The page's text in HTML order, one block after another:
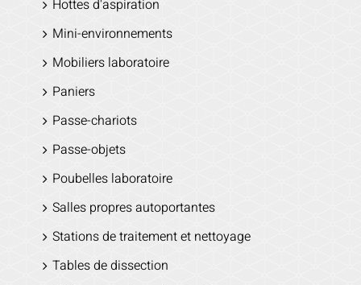
Hottes d'aspiration
Mini-environnements
Mobiliers laboratoire
Paniers
Passe-chariots
Passe-objets
Poubelles laboratoire
Salles propres autoportantes
Stations de traitement et nettoyage
Tables de dissection